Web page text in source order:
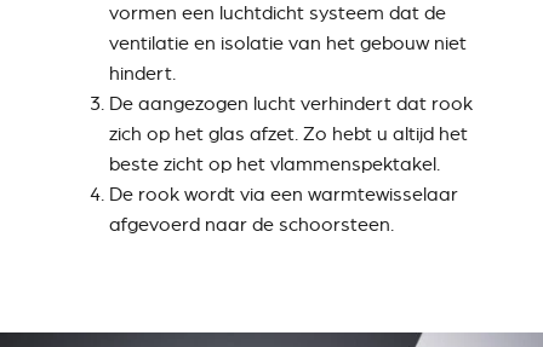
vormen een luchtdicht systeem dat de
ventilatie en isolatie van het gebouw niet
hindert.
De aangezogen lucht verhindert dat rook
zich op het glas afzet. Zo hebt u altijd het
beste zicht op het vlammenspektakel.
De rook wordt via een warmtewisselaar
afgevoerd naar de schoorsteen.